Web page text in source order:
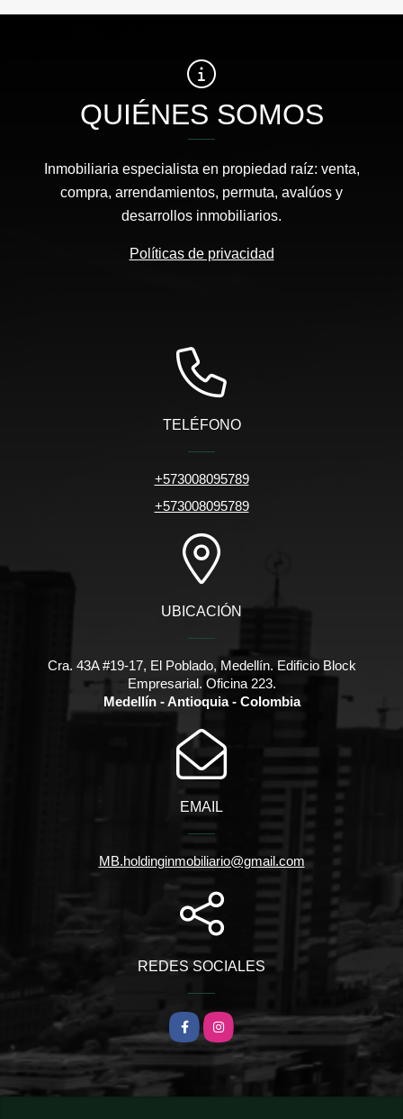
QUIÉNES SOMOS
Inmobiliaria especialista en propiedad raíz: venta,
compra, arrendamientos, permuta, avalúos y
desarrollos inmobiliarios.
Políticas de privacidad
TELÉFONO
+573008095789
+573008095789
UBICACIÓN
Cra. 43A #19-17, El Poblado, Medellín. Edificio Block
Empresarial. Oficina 223.
Medellín - Antioquia - Colombia
EMAIL
MB.holdinginmobiliario@gmail.com
REDES SOCIALES
FacebookInstagram